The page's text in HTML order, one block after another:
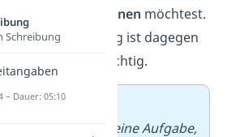
als Substantiv
betonen möchtest.
Die Kleinschreibung ist dagegen
auch hier immer richtig.
➡️Beispiele:
– Das ist nicht meine Aufgabe,
Schreibung
– Dauer: 05:10